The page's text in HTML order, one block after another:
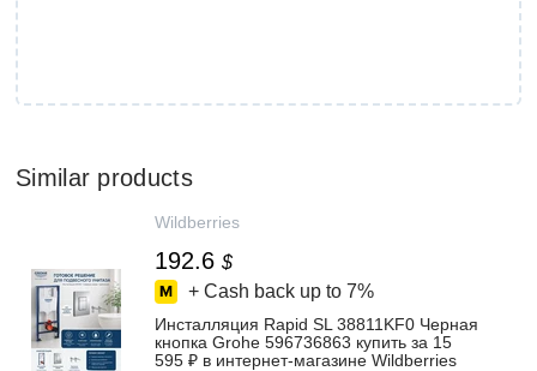
Similar products
Wildberries
192.6 $
+ Cash back up to 7%
Инсталляция Rapid SL 38811KF0 Черная
кнопка Grohe 596736863 купить за 15
595 ₽ в интернет‑магазине Wildberries